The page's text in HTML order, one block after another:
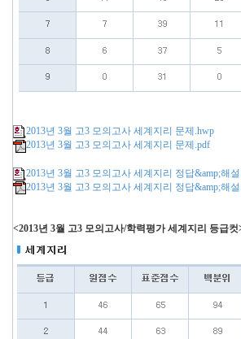
2013년 3월 고3 모의고사 세계지리 문제.hwp
2013년 3월 고3 모의고사 세계지리 문제.pdf
2013년 3월 고3 모의고사 세계지리 정답&amp;해
2013년 3월 고3 모의고사 세계지리 정답&amp;해
<2013년 3월 고3 모의고사/학력평가 세계지리 등급컷